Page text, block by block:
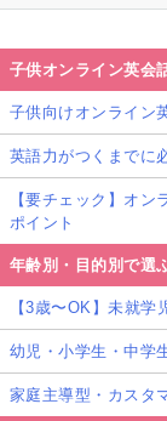
口
コ
ミ
子供オンライン英会
子供向けオンライン
英語力がつくまでに
【要チェック】オ
ポイント
年齢別・目的別で選
【3歳〜OK】未就
幼児・小学生・中学
家庭主導型・カスタ